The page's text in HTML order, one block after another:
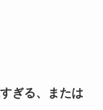
ぎる、または